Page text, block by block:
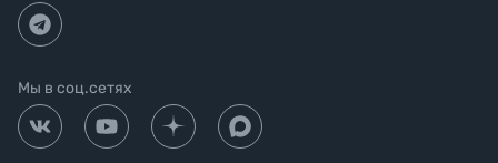
Мы в соц.сетях